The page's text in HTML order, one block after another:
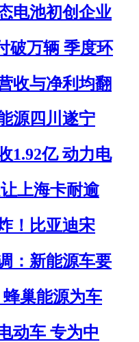
电池初创企业
破万辆 季度环
收与净利均翻
源四川遂宁
1.92亿 动力电
上海卡耐逾
！比亚迪宋
：新能源车要
巢能源为车
动车 专为中